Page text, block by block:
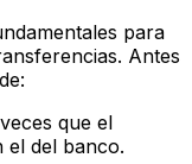
para
Antes
que el
el del banco.